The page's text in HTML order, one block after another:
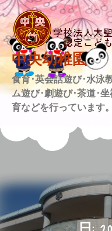
Skip
to
content
中央幼稚園
食育･英会話遊び･水泳
ム遊び･劇遊び･茶道･
育などを行っています。